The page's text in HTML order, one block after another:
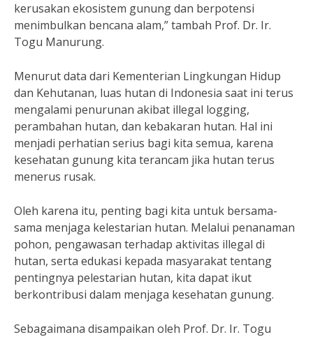
kerusakan ekosistem gunung dan berpotensi
menimbulkan bencana alam,” tambah Prof. Dr. Ir.
Togu Manurung.
Menurut data dari Kementerian Lingkungan Hidup
dan Kehutanan, luas hutan di Indonesia saat ini terus
mengalami penurunan akibat illegal logging,
perambahan hutan, dan kebakaran hutan. Hal ini
menjadi perhatian serius bagi kita semua, karena
kesehatan gunung kita terancam jika hutan terus
menerus rusak.
Oleh karena itu, penting bagi kita untuk bersama-
sama menjaga kelestarian hutan. Melalui penanaman
pohon, pengawasan terhadap aktivitas illegal di
hutan, serta edukasi kepada masyarakat tentang
pentingnya pelestarian hutan, kita dapat ikut
berkontribusi dalam menjaga kesehatan gunung.
Sebagaimana disampaikan oleh Prof. Dr. Ir. Togu